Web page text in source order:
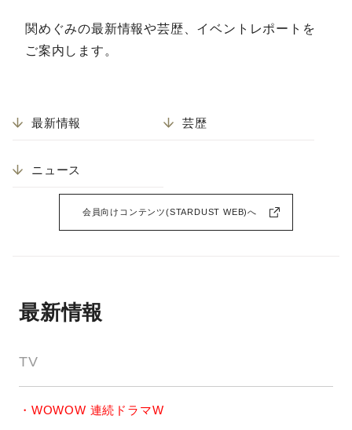
関めぐみの最新情報や芸歴、イベントレポートを
ご案内します。
最新情報 芸歴
ニュース
会員向けコンテンツ(STARDUST WEB)へ
最新情報
TV
・WOWOW 連続ドラマW